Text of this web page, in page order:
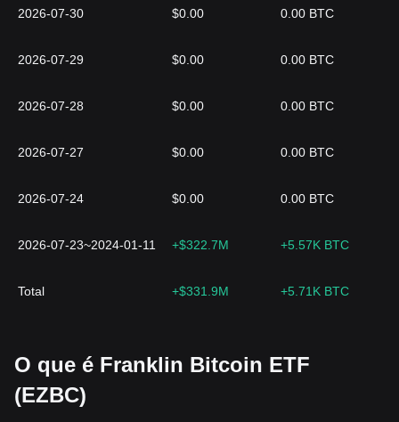
2026-07-30 $0.00 0.00 BTC
2026-07-29 $0.00 0.00 BTC
2026-07-28 $0.00 0.00 BTC
2026-07-27 $0.00 0.00 BTC
2026-07-24 $0.00 0.00 BTC
2026-07-23~2024-01-11 +$322.7M +5.57K BTC
Total +$331.9M +5.71K BTC
O que é Franklin Bitcoin ETF
(EZBC)